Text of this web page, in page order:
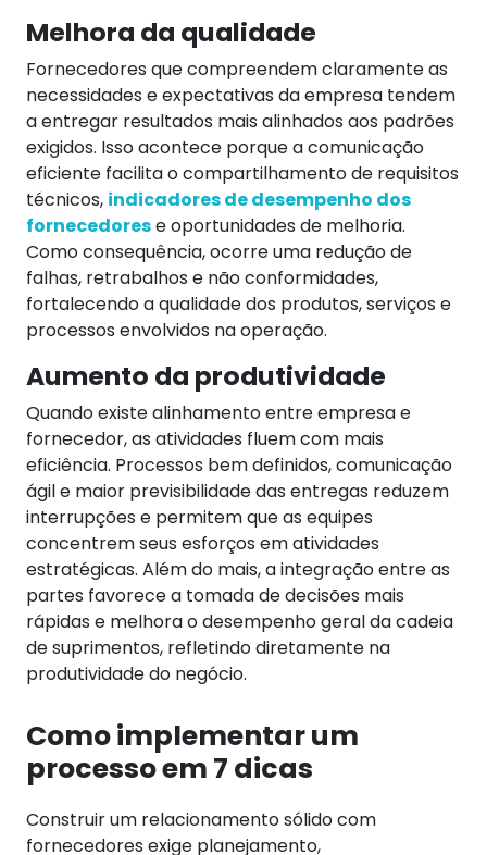
Melhora da qualidade
Fornecedores que compreendem claramente as
necessidades e expectativas da empresa tendem
a entregar resultados mais alinhados aos padrões
exigidos. Isso acontece porque a comunicação
eficiente facilita o compartilhamento de requisitos
técnicos, indicadores de desempenho dos
fornecedorese oportunidades de melhoria.
Como consequência, ocorre uma redução de
falhas, retrabalhos e não conformidades,
fortalecendo a qualidade dos produtos, serviços e
processos envolvidos na operação.
Aumento da produtividade
Quando existe alinhamento entre empresa e
fornecedor, as atividades fluem com mais
eficiência. Processos bem definidos, comunicação
ágil e maior previsibilidade das entregas reduzem
interrupções e permitem que as equipes
concentrem seus esforços em atividades
estratégicas. Além do mais, a integração entre as
partes favorece a tomada de decisões mais
rápidas e melhora o desempenho geral da cadeia
de suprimentos, refletindo diretamente na
produtividade do negócio.
Como implementar um
processo em 7 dicas
Construir um relacionamento sólido com
fornecedores exige planejamento,